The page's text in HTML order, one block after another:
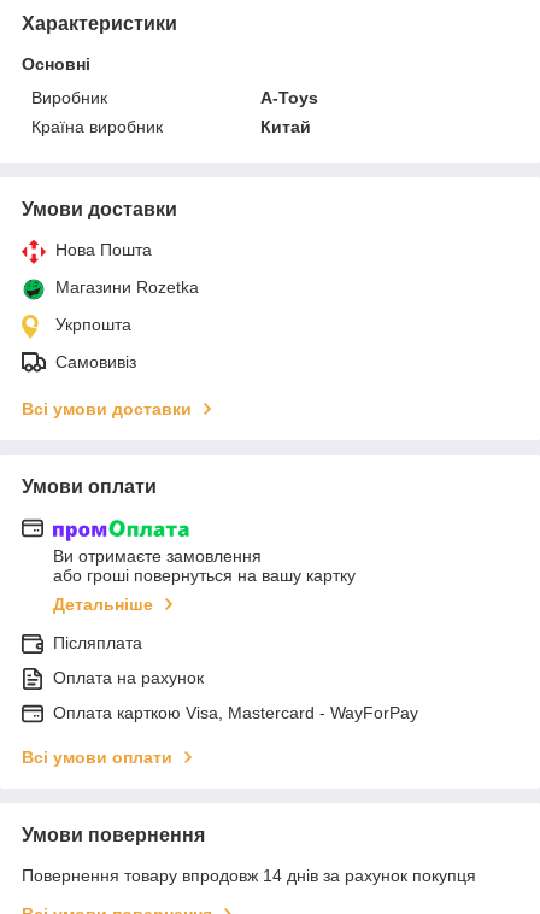
Характеристики
Основні
Виробник
A-Toys
Країна виробник
Китай
Умови доставки
Нова Пошта
Магазини Rozetka
Укрпошта
Самовивіз
Всі умови доставки
Умови оплати
Ви отримаєте замовлення
або гроші повернуться на вашу картку
Детальніше
Післяплата
Оплата на рахунок
Оплата карткою Visa, Mastercard - WayForPay
Всі умови оплати
Умови повернення
Повернення товару впродовж 14 днів за рахунок покупця